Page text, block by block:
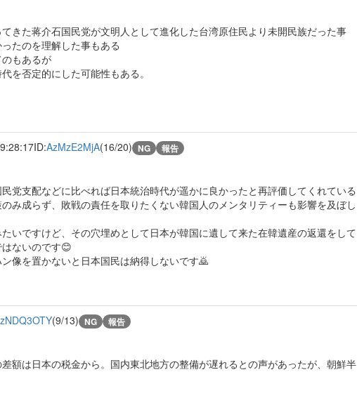
きた蒋介石国民党が文明人として進化した台湾原住民より未開民族だった事
たのを理解した事もある
もあるが
を否定的にした可能性もある。
ID:AzMzE2MjA(16/20) NG 報告
党支配などに比べれば日本統治時代が遥かに良かったと再評価してくれている
み成らず、敗戦の責任を取りたくない韓国人のメンタリティーも影響を及ぼし
いですけど、その穴埋めとして日本が韓国に遺して来た在韓遺産の返還をして
ないのです😊
像を置かないと日本国民は納得しないです🙇
(9/13) NG 報告
額は日本の税金から。国内東北地方の整備が遅れるとの声があったが、朝鮮半